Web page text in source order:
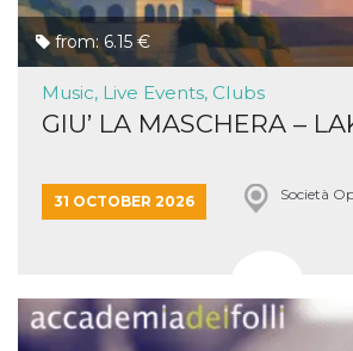
from: 6.15 €
Music, Live Events, Clubs
GIU’ LA MASCHERA –
31 OCTOBER 2026 Società